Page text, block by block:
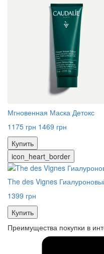
Мгновенная Маска Детокс
1175 грн 1469 грн
Купить
icon_heart_border
The des Vignes
1399 грн
Купить
Преимущества покупки в